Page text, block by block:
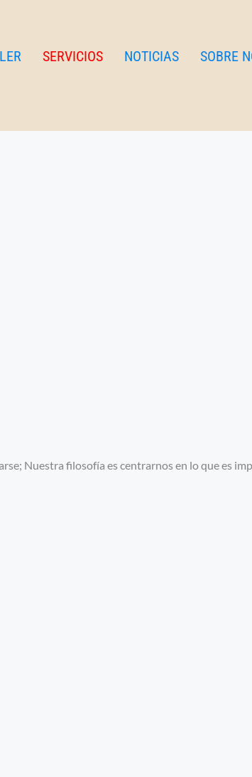
SERVICIOS NOTICIAS SOBRE
Nuestra filosofía es centrarnos en lo que es